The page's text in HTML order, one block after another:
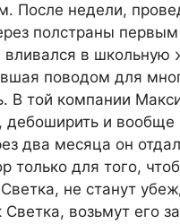
После недели,
полстраны
в школьную
поводом для
В той компании
дебоширить и вообще
два месяца он
только для того,
не станут
возьмут его